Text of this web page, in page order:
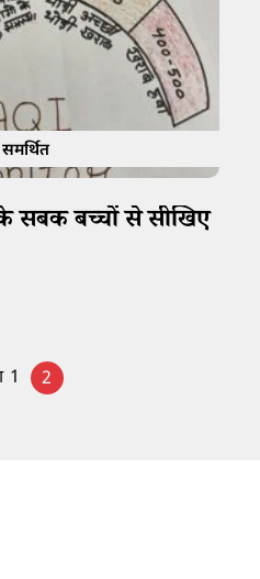
के सबक बच्चों से सीखिए
1 2